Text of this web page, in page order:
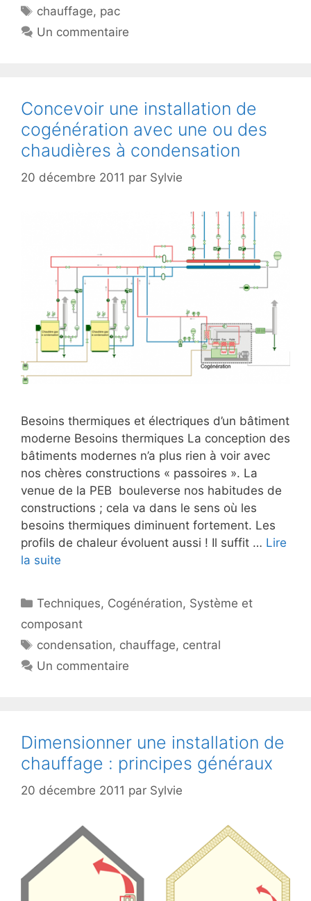
Étiquettes
chauffage, pac
Un commentaire
Concevoir une installation de
cogénération avec une ou des
chaudières à condensation
20 décembre 2011 par Sylvie
Besoins thermiques et électriques d’un bâtiment
moderne Besoins thermiques La conception des
bâtiments modernes n’a plus rien à voir avec
nos chères constructions « passoires ». La
venue de la PEB bouleverse nos habitudes de
constructions ; cela va dans le sens où les
besoins thermiques diminuent fortement. Les
profils de chaleur évoluent aussi ! Il suffit … Lire
la suite
Catégories
Techniques, Cogénération, Système et
composant
Étiquettes
condensation, chauffage, central
Un commentaire
Dimensionner une installation de
chauffage : principes généraux
20 décembre 2011 par Sylvie